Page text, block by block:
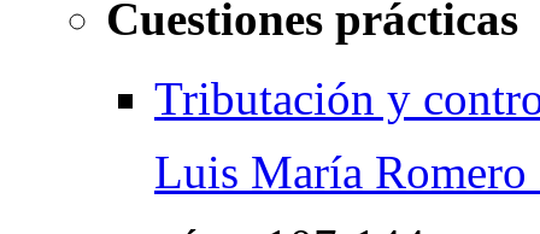
Cuestiones prácticas
Tributación y
Luis María